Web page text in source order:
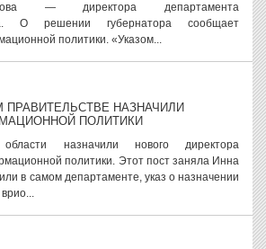
— директора департамента
О решении губернатора сообщает
политики. «Указом...
ПРАВИТЕЛЬСТВЕ НАЗНАЧИЛИ
ПОЛИТИКИ
назначили нового директора
политики. Этот пост заняла Инна
в самом департаменте, указ о назначении